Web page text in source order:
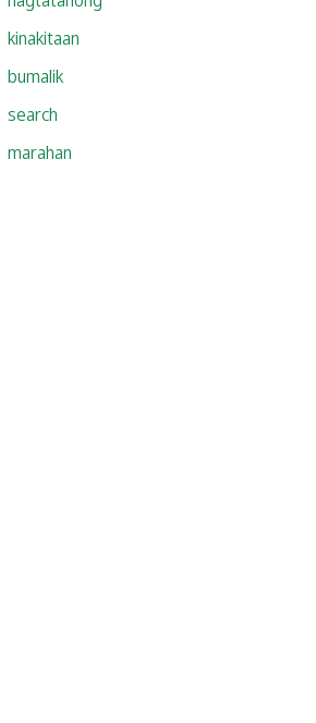
kinakitaan
bumalik
search
marahan